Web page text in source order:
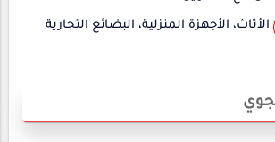
الأثاث، الأجهزة المنزلية، البضائع التجارية